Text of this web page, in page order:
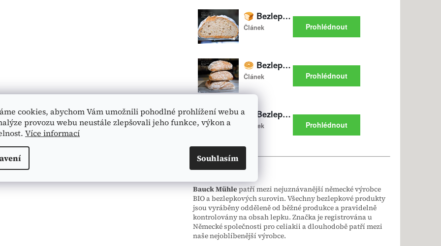
cookies, abychom Vám umožnili pohodlné prohlížení webu a
provozu webu neustále zlepšovali jeho funkce, výkon a
Více informací
Souhlasím
🌿 O výrobci
Bauck Mühlepatří mezi nejuznávanější německé výrobce
BIO a bezlepkových surovin. Všechny bezlepkové produkty
jsou vyráběny odděleně od běžné produkce a pravidelně
kontrolovány na obsah lepku. Značka je registrována u
Německé společnosti pro celiakii a dlouhodobě patří mezi
naše nejoblíbenější výrobce.